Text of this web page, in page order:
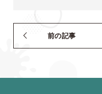
前の記事